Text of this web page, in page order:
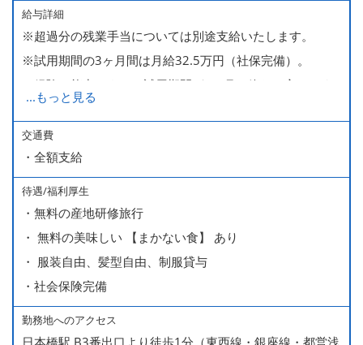
給与詳細
※超過分の残業手当については別途支給いたします。
※試用期間の3ヶ月間は月給32.5万円（社保完備）。
経験・能力により、試用期間が1ヶ月で終わる方もいま
す。
※上記月給には、一律支給のみなし残業手当（月65時間
分・10万円）を含んでいます。
■ 昇給（随時）
■ 賞与 年２回（夏・秋）約１ヶ月分
■ インセンティブ制度（月額約4万円～20万円）
＊店長・料理長候補・統括店長・統括料理長候補の場合
＜給与モデル＞
...もっと見る
交通費
・全額支給
待遇/福利厚生
・無料の産地研修旅行
・ 無料の美味しい 【まかない食】 あり
・ 服装自由、髪型自由、制服貸与
・社会保険完備
勤務地へのアクセス
日本橋駅 B3番出口より徒歩1分（東西線・銀座線・都営浅